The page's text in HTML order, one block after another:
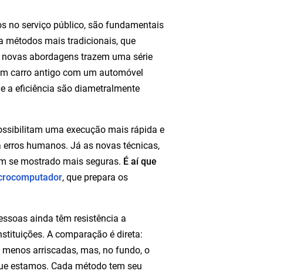
no serviço público, são fundamentais
métodos mais tradicionais, que
abordagens trazem uma série
carro antigo com um automóvel
a eficiência são diametralmente
uma execução mais rápida e
humanos. Já as novas técnicas,
se mostrado mais seguras. É aí que
, que prepara os
ainda têm resistência a
A comparação é direta:
arriscadas, mas, no fundo, o
estamos. Cada método tem seu